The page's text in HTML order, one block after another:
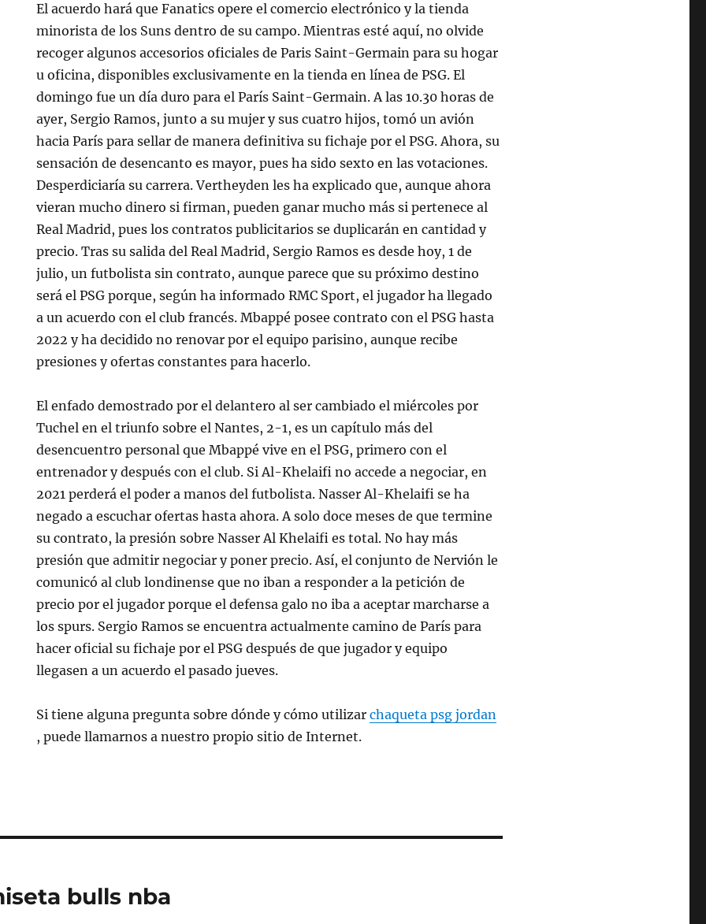
El acuerdo hará que Fanatics opere el comercio electrónico y la tienda
minorista de los Suns dentro de su campo. Mientras esté aquí, no olvide
recoger algunos accesorios oficiales de Paris Saint-Germain para su hogar
u oficina, disponibles exclusivamente en la tienda en línea de PSG. El
domingo fue un día duro para el París Saint-Germain. A las 10.30 horas de
ayer, Sergio Ramos, junto a su mujer y sus cuatro hijos, tomó un avión
hacia París para sellar de manera definitiva su fichaje por el PSG. Ahora, su
sensación de desencanto es mayor, pues ha sido sexto en las votaciones.
Desperdiciaría su carrera. Vertheyden les ha explicado que, aunque ahora
vieran mucho dinero si firman, pueden ganar mucho más si pertenece al
Real Madrid, pues los contratos publicitarios se duplicarán en cantidad y
precio. Tras su salida del Real Madrid, Sergio Ramos es desde hoy, 1 de
julio, un futbolista sin contrato, aunque parece que su próximo destino
será el PSG porque, según ha informado RMC Sport, el jugador ha llegado
a un acuerdo con el club francés. Mbappé posee contrato con el PSG hasta
2022 y ha decidido no renovar por el equipo parisino, aunque recibe
presiones y ofertas constantes para hacerlo.
El enfado demostrado por el delantero al ser cambiado el miércoles por
Tuchel en el triunfo sobre el Nantes, 2-1, es un capítulo más del
desencuentro personal que Mbappé vive en el PSG, primero con el
entrenador y después con el club. Si Al-Khelaifi no accede a negociar, en
2021 perderá el poder a manos del futbolista. Nasser Al-Khelaifi se ha
negado a escuchar ofertas hasta ahora. A solo doce meses de que termine
su contrato, la presión sobre Nasser Al Khelaifi es total. No hay más
presión que admitir negociar y poner precio. Así, el conjunto de Nervión le
comunicó al club londinense que no iban a responder a la petición de
precio por el jugador porque el defensa galo no iba a aceptar marcharse a
los spurs. Sergio Ramos se encuentra actualmente camino de París para
hacer oficial su fichaje por el PSG después de que jugador y equipo
llegasen a un acuerdo el pasado jueves.
Si tiene alguna pregunta sobre dónde y cómo utilizarchaqueta psg jordan
, puede llamarnos a nuestro propio sitio de Internet.
bulls nba